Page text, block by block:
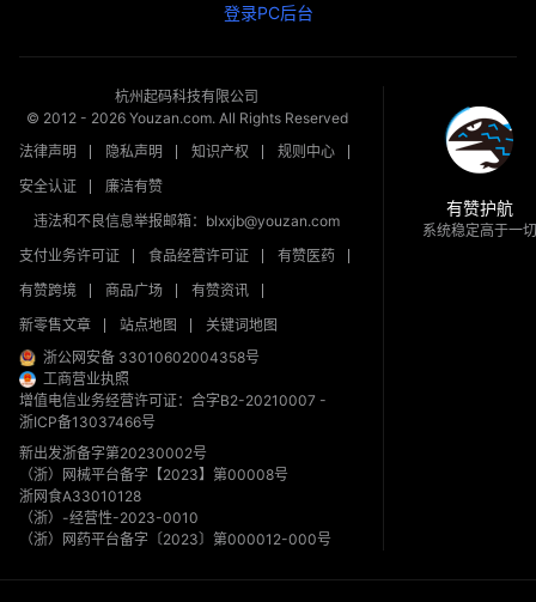
登录PC后台
杭州起码科技有限公司
© 2012 - 2026Youzan.com. All Rights Reserved
法律声明
隐私声明 知识产权
规则中心
安全认证
廉洁有赞
违法和不良信息举报邮箱：blxxjb@youzan.com
支付业务许可证
食品经营许可证
有赞医药
有赞跨境
商品广场
有赞资讯
新零售文章
站点地图
关键词地图
浙公网安备 33010602004358号
工商营业执照
增值电信业务经营许可证：合字B2-20210007 -
浙ICP备13037466号
新出发浙备字第20230002号
（浙）网械平台备字【2023】第00008号
浙网食A33010128
（浙）-经营性-2023-0010
（浙）网药平台备字〔2023〕第000012-000号
有赞护航
系统稳定高于一切